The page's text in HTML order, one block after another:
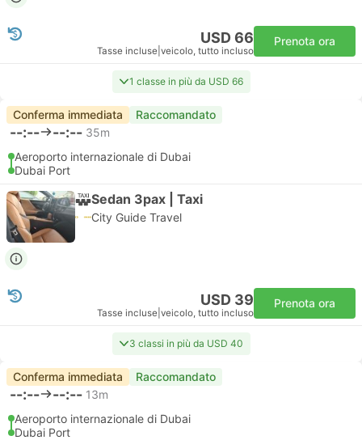
USD 66
Tasse incluse veicolo, tutto incluso
Prenota ora
1 classe in più da USD 66
Conferma immediata Raccomandato
--:-- --:-- 35m
Aeroporto internazionale di Dubai
Dubai Port
Sedan 3pax | Taxi
City Guide Travel
USD 39
Tasse incluse veicolo, tutto incluso
Prenota ora
3 classi in più da USD 40
Conferma immediata Raccomandato
--:-- --:-- 13m
Aeroporto internazionale di Dubai
Dubai Port